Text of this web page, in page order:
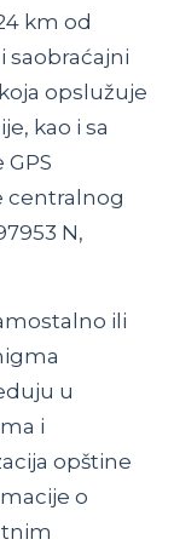
km od
saobraćajni
opslužuje
kao i sa
centralnog
N,
ili
u
i
opštine
o